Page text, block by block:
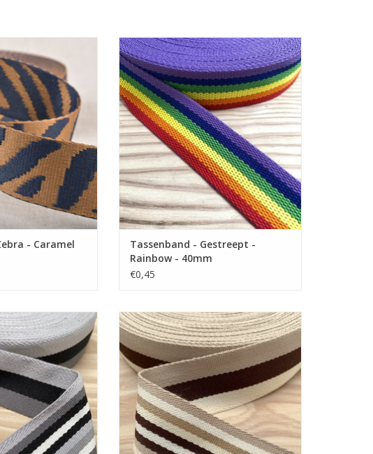
van 38 mm breed.
WINKELWAGEN
- Caramel
Prijs per 10cm
Katoenen tassenband van 4 cm breed.
TOEVOEGEN AAN WINKELWAGEN
Tassenband - Gestreept -
Rainbow - 40mm
€0,45
10cm
tassenband van 4
zijden.
WINKELWAGEN
Prijs per 10cm
Gestreepte katoenen tassenband van 4
cm met twee verschillende zijden.
TOEVOEGEN AAN WINKELWAGEN